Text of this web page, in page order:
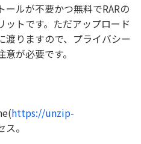
ルが不要かつ無料でRARの
トです。ただアップロード
渡りますので、プライバシー
が必要です。
https://unzip-
。